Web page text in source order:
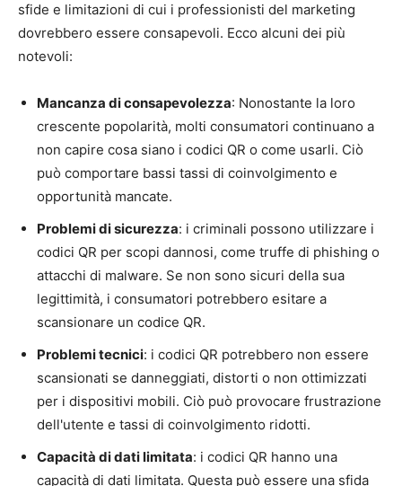
sfide e limitazioni di cui i professionisti del marketing
dovrebbero essere consapevoli. Ecco alcuni dei più
notevoli:
Mancanza di consapevolezza: Nonostante la loro
crescente popolarità, molti consumatori continuano a
non capire cosa siano i codici QR o come usarli. Ciò
può comportare bassi tassi di coinvolgimento e
opportunità mancate.
Problemi di sicurezza: i criminali possono utilizzare i
codici QR per scopi dannosi, come truffe di phishing o
attacchi di malware. Se non sono sicuri della sua
legittimità, i consumatori potrebbero esitare a
scansionare un codice QR.
Problemi tecnici: i codici QR potrebbero non essere
scansionati se danneggiati, distorti o non ottimizzati
per i dispositivi mobili. Ciò può provocare frustrazione
dell'utente e tassi di coinvolgimento ridotti.
Capacità di dati limitata: i codici QR hanno una
capacità di dati limitata. Questa può essere una sfida